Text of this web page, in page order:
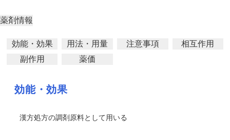
薬剤情報
効能・効果 用法・用量 注意事項
相互作用
副作用
薬価
効能・効果
漢方処方の調剤原料として用いる